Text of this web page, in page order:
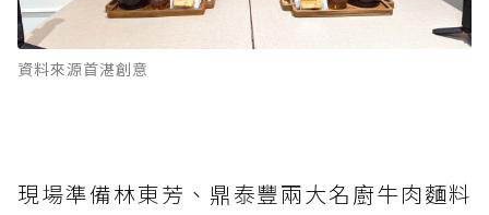
資料來源首湛創意
現場準備林東芳、鼎泰豐兩大名廚牛肉麵料